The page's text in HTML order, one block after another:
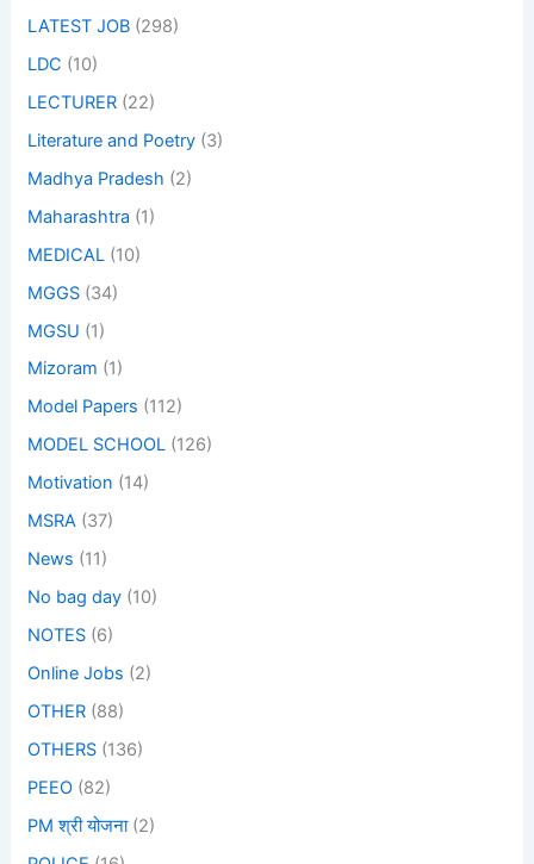
LATEST JOB (298)
LDC (10)
LECTURER (22)
Literature and Poetry (3)
Madhya Pradesh (2)
Maharashtra (1)
MEDICAL (10)
MGGS (34)
MGSU (1)
Mizoram (1)
Model Papers (112)
MODEL SCHOOL (126)
Motivation (14)
MSRA (37)
News (11)
No bag day (10)
NOTES (6)
Online Jobs (2)
OTHER (88)
OTHERS (136)
PEEO (82)
PM श्री योजना(2)